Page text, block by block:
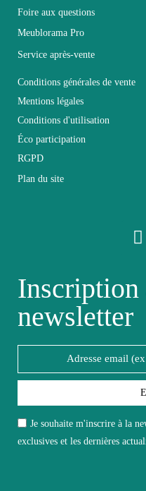
Longueur 220
Style du
Type de
A
Foire aux questions
Meublorama Pro
Service après-vente
Conditions générales de vente
Mentions légales
Conditions d'utilisation
Éco participation
RGPD
Plan du site
Inscription
newsletter
Je souhaite m'inscrire à la
exclusives et les dernières